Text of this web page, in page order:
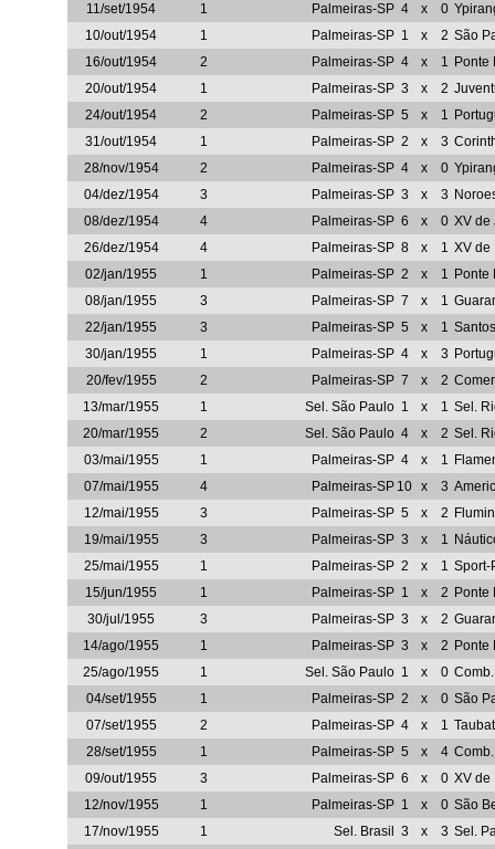
11/set/1954
1 Palmeiras-SP 4 x 0
10/out/1954
1 Palmeiras-SP 1 x 2 São
16/out/1954
2 Palmeiras-SP 4 x 1 Ponte
20/out/1954
1 Palmeiras-SP 3 x 2
24/out/1954
2 Palmeiras-SP 5 x 1
31/out/1954
1 Palmeiras-SP 2 x 3
28/nov/1954
2 Palmeiras-SP 4 x 0
04/dez/1954
3 Palmeiras-SP 3 x 3
08/dez/1954
4 Palmeiras-SP 6 x 0 XV de
26/dez/1954
4 Palmeiras-SP 8 x 1 XV de
02/jan/1955
1 Palmeiras-SP 2 x 1 Ponte
08/jan/1955
3 Palmeiras-SP 7 x 1
22/jan/1955
3 Palmeiras-SP 5 x 1
30/jan/1955
1 Palmeiras-SP 4 x 3
20/fev/1955
2 Palmeiras-SP 7 x 2
13/mar/1955
1 Sel. São Paulo 1 x 1 Sel.
20/mar/1955
2 Sel. São Paulo 4 x 2 Sel.
03/mai/1955
1 Palmeiras-SP 4 x 1
07/mai/1955
4 Palmeiras-SP 10 x 3
12/mai/1955
3 Palmeiras-SP 5 x 2
19/mai/1955
3 Palmeiras-SP 3 x 1
25/mai/1955
1 Palmeiras-SP 2 x 1 Sport-
15/jun/1955
1 Palmeiras-SP 1 x 2 Ponte
30/jul/1955
3 Palmeiras-SP 3 x 2
14/ago/1955
1 Palmeiras-SP 3 x 2 Ponte
25/ago/1955
1 Sel. São Paulo 1 x 0
04/set/1955
1 Palmeiras-SP 2 x 0 São
07/set/1955
2 Palmeiras-SP 4 x 1
28/set/1955
1 Palmeiras-SP 5 x 4
09/out/1955
3 Palmeiras-SP 6 x 0 XV de
12/nov/1955
1 Palmeiras-SP 1 x 0 São
17/nov/1955
1 Sel. Brasil 3 x 3 Sel.